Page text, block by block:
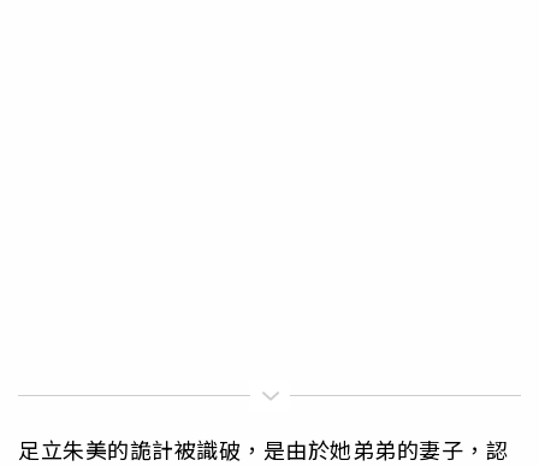
足立朱美的詭計被識破，是由於她弟弟的妻子，認